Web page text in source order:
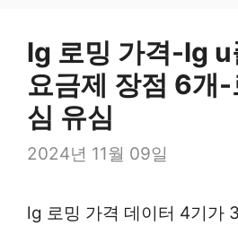
lg 로밍 가격-lg u
요금제 장점 6개-
심 유심
2024년 11월 09일
lg 로밍 가격 데이터 4기가